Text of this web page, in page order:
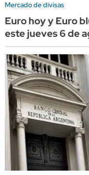
Mercado de divisas
Euro hoy y Euro
este jueves 6 de